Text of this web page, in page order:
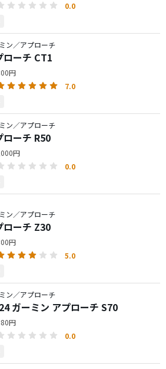
0.0
ン／アプローチ
ローチ CT1
円
7.0
ン／アプローチ
ローチ R50
円
0.0
ン／アプローチ
ローチ Z30
円
5.0
ン／アプローチ
ガーミン アプローチ S70
円
0.0